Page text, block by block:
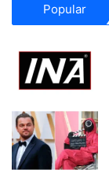
Popular